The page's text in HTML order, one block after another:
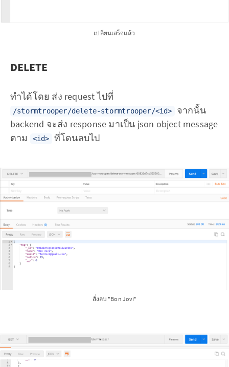
เปลี่ยนเสร็จแล้ว
DELETE
ทำได้โดย ส่ง request ไปที่
/stormtrooper/delete-stormtrooper/<id>
จากนั้น
backend จะส่ง response มาเป็น json object message
ตาม
<id> ที่โดนลบไป
สั่งลบ "Bon Jovi"